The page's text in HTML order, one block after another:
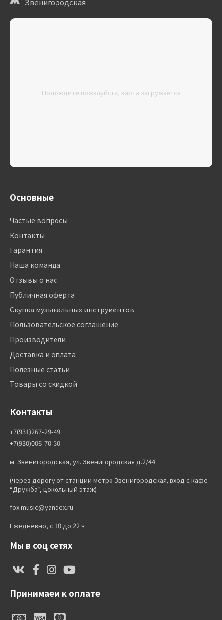
Звенигородская
Подождите пожалуйста, карта загружается
Основные
Частые вопросы
Контакты
Гарантия
Наша команда
Отзывы о нас
Публичная оферта
Скупка музыкальных инструментов
Пользовательское соглашение
Производители
Доставка и оплата
Полезные статьи
Товары со скидкой
Контакты
+7(931)267-29-49
+7(930)006-70-30
м. Звенигородская, ул. Звенигородская д.2/44
(через дорогу от станции метро Звенигородская, вход с кафе
“Дружба”, цокольный этаж)
fox.music@yandex.ru
Ежедневно, с 10 до 22 ч
Мы в соц сетях
Принимаем к оплате